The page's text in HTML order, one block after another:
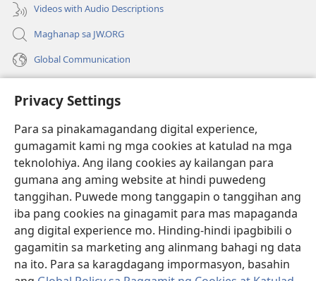
Privacy Settings
Para sa pinakamagandang digital experience,
gumagamit kami ng mga cookies at katulad na mga
teknolohiya. Ang ilang cookies ay kailangan para
gumana ang aming website at hindi puwedeng
tanggihan. Puwede mong tanggapin o tanggihan ang
iba pang cookies na ginagamit para mas mapaganda
ang digital experience mo. Hinding-hindi ipagbibili o
gagamitin sa marketing ang alinmang bahagi ng data
na ito. Para sa karagdagang impormasyon, basahin
Videos with Audio Descriptions
Maghanap sa JW.ORG
Global Communication
(may
na
bagong
window)
Watchtower ONLINE LIBRARY™
(may
bubukas
na
bagong
window)
JW Hub ®
(may
bubukas
bagong
window)
JW Library ®
Watchtower Library®